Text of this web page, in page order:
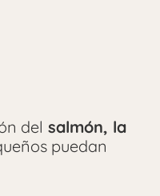
del salmón, la
puedan